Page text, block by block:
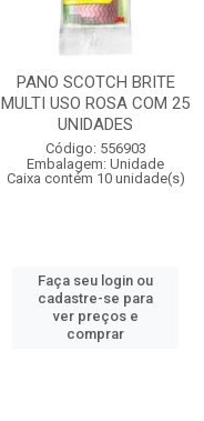
PANO SCOTCH BRITE
MULTI USO ROSA COM 25
UNIDADES
Código: 556903
Embalagem: Unidade
Caixa contém 10 unidade(s)
Faça seu login ou
cadastre-se para
ver preços e
comprar